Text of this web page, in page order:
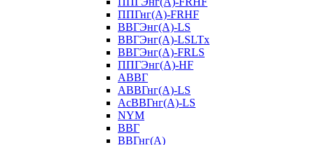
ППГнг(А)-FRHF
ВВГЭнг(А)-LS
ВВГЭнг(А)-LSLTx
ВВГЭнг(А)-FRLS
ППГЭнг(А)-HF
АВВГ
АВВГнг(А)-LS
АсВВГнг(А)-LS
NYM
ВВГ
ВВГнг(А)